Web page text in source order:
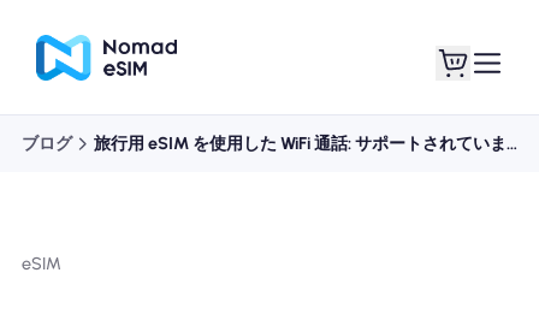
ブログ 旅行用 eSIM を使用した WiFi 通話: サポートされていますか?
eSIM